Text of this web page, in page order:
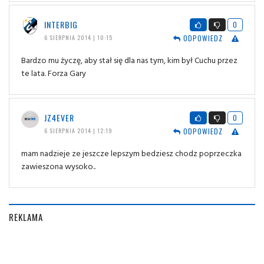
INTERBIG
6 SIERPNIA 2014 | 10:15
0
ODPOWIEDZ
Bardzo mu życzę, aby stał się dla nas tym, kim był Cuchu przez
te lata. Forza Gary
JZ4EVER
6 SIERPNIA 2014 | 12:19
0
ODPOWIEDZ
mam nadzieje ze jeszcze lepszym bedziesz chodz poprzeczka
zawieszona wysoko..
REKLAMA